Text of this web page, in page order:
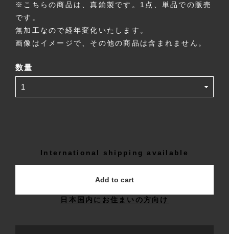
※こちらの商品は、真鍮製です。1点、単品での販売
です。
無加工なので経年変化いたします。
画像はイメージで、その他の商品は含まれません。
数量
International shipping available
Add to cart
日本国内にお住まいの方向け